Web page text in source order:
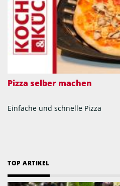
Pizza selber machen
Einfache und schnelle Pizza
TOP ARTIKEL